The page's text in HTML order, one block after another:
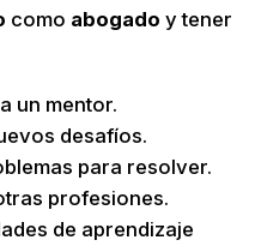
como abogado y tener
un mentor.
desafíos.
para resolver.
profesiones.
de aprendizaje